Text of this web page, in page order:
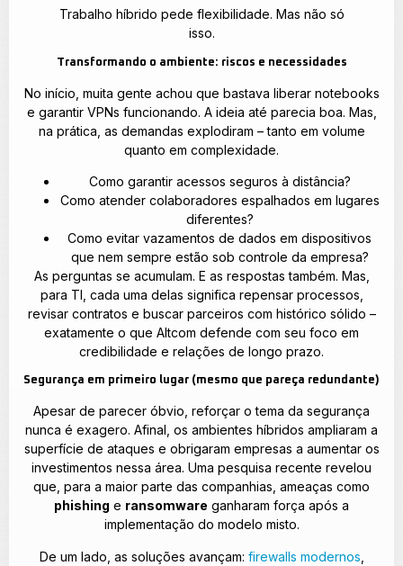
Trabalho híbrido pede flexibilidade. Mas não só
isso.
Transformando o ambiente: riscos e necessidades
No início, muita gente achou que bastava liberar notebooks
e garantir VPNs funcionando. A ideia até parecia boa. Mas,
na prática, as demandas explodiram – tanto em volume
quanto em complexidade.
Como garantir acessos seguros à distância?
Como atender colaboradores espalhados em lugares
diferentes?
Como evitar vazamentos de dados em dispositivos
que nem sempre estão sob controle da empresa?
As perguntas se acumulam. E as respostas também. Mas,
para TI, cada uma delas significa repensar processos,
revisar contratos e buscar parceiros com histórico sólido –
exatamente o que Altcom defende com seu foco em
credibilidade e relações de longo prazo.
Segurança em primeiro lugar (mesmo que pareça redundante)
Apesar de parecer óbvio, reforçar o tema da segurança
nunca é exagero. Afinal, os ambientes híbridos ampliaram a
superfície de ataques e obrigaram empresas a aumentar os
investimentos nessa área. Uma pesquisa recente revelou
que, para a maior parte das companhias, ameaças como
phishing e ransomware ganharam força após a
implementação do modelo misto.
De um lado, as soluções avançam: firewalls modernos